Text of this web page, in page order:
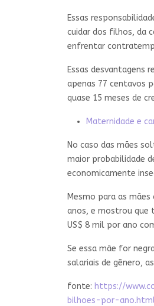
Essas
cuidar dos filhos, da
enfrentar
Essas desvantagens
apenas 77 centavos
quase 15 meses de
Maternidade e
No caso das mães
maior probabilidade
economicamente
Mesmo para as
anos, e mostrou que
US$ 8 mil por ano
Se essa mãe for
salariais de gênero,
fonte: https://
bilhoes-por-